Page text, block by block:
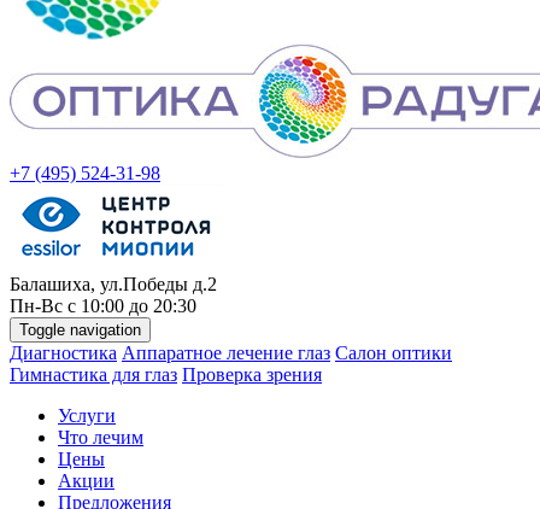
+7 (495) 524-31-98
Балашиха, ул.Победы д.2
Пн-Вс с 10:00 до 20:30
Toggle navigation
Диагностика Аппаратное лечение глаз Салон оптики
Гимнастика для глаз Проверка зрения
Услуги
Что лечим
Цены
Акции
Предложения